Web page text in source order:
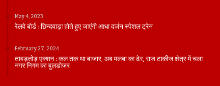
May 4, 2023
रेलवे बोर्ड : छिन्दवाड़ा होते हुए जाएंगी आधा दर्जन स्पेशल ट्रेन
February 27, 2024
ताबड़तोड़ एक्शन : कल तक था बाजार, अब मलबा का ढेर, राज टाकीज क्षेत्र में चला
नगर निगम का बुलडोजर